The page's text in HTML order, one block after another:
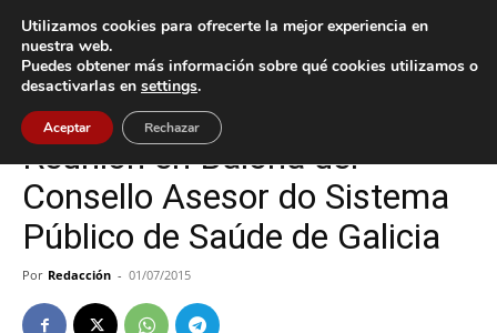
Inicio Baiona
Baiona
Reunión en Baiona del
Consello Asesor do Sistema
Público de Saúde de Galicia
Por Redacción - 01/07/2015
Utilizamos cookies para ofrecerte la mejor experiencia en
nuestra web.
Puedes obtener más información sobre qué cookies utilizamos o
desactivarlas en settings.
Aceptar Rechazar